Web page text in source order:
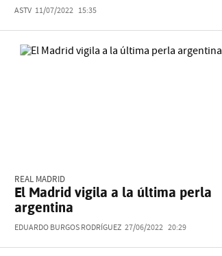
ASTV 11/07/2022 15:35
REAL MADRID
El Madrid vigila a la última perla
argentina
EDUARDO BURGOS RODRÍGUEZ 27/06/2022 20:29